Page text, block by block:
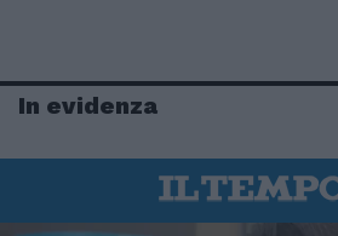
In evidenza